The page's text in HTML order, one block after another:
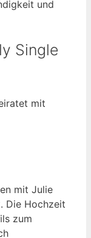
und
Single
mit
mit Julie
Die Hochzeit
zum